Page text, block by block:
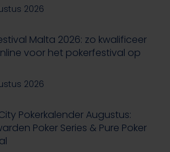
2026
Malta 2026: zo kwalificeer
voor het pokerfestival op
2026
Pokerkalender Augustus:
Poker Series & Pure Poker